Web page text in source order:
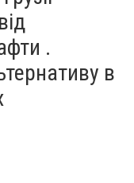
.
в